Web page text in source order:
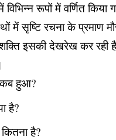
रूपों में वर्णित
में सृष्टि रचना के
शक्ति इसकी देखरेख कर
कब हुआ?
है?
कितना है?